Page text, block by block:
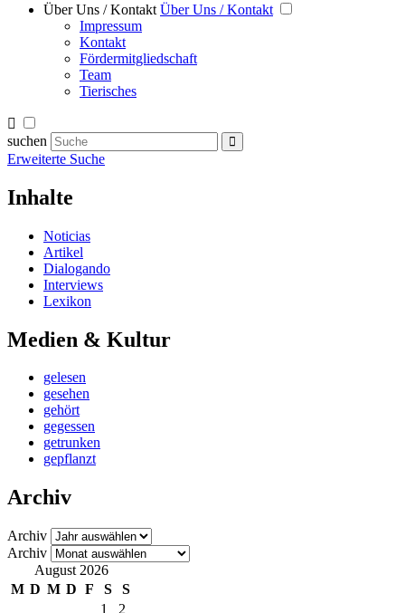
Über Uns / Kontakt Über Uns / Kontakt
Impressum
Kontakt
Fördermitgliedschaft
Team
Tierisches
suchen
Erweiterte Suche
Inhalte
Noticias
Artikel
Dialogando
Interviews
Lexikon
Medien & Kultur
gelesen
gesehen
gehört
gegessen
getrunken
gepflanzt
Archiv
Archiv
Archiv
August 2026
M D M D F S
S
1
2